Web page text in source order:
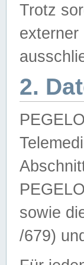
Trotz
externer
2.
sowie
/679)